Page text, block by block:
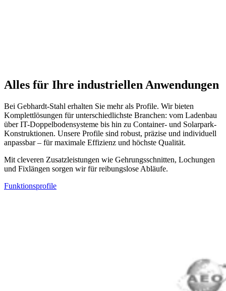
Alles für Ihre industriellen Anwendungen
Bei Gebhardt-Stahl erhalten Sie mehr als Profile. Wir bieten
Komplettlösungen für unterschiedlichste Branchen: vom Ladenbau
über IT-Doppelbodensysteme bis hin zu Container- und Solarpark-
Konstruktionen. Unsere Profile sind robust, präzise und individuell
anpassbar – für maximale Effizienz und höchste Qualität.
Mit cleveren Zusatzleistungen wie Gehrungsschnitten, Lochungen
und Fixlängen sorgen wir für reibungslose Abläufe.
Funktionsprofile